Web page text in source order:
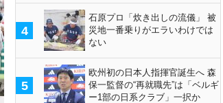
4
石原プロ「炊き出しの流儀」 被
災地一番乗りがエラいわけでは
ない
5
欧州初の日本人指揮官誕生へ 森
保一監督の“再就職先”は「ベルギ
ー1部の日系クラブ」一択か